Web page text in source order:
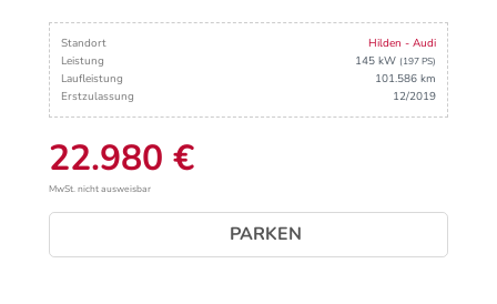
Standort
Hilden - Audi
Leistung
145 kW (197 PS)
Laufleistung
101.586 km
Erstzulassung
12/2019
22.980 €
MwSt. nicht ausweisbar
PARKEN